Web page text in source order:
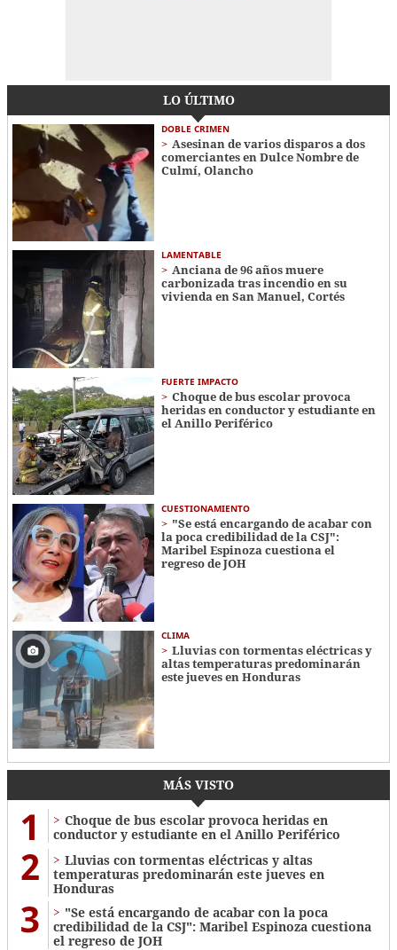
LO ÚLTIMO
DOBLE CRIMEN
Asesinan de varios disparos a dos
comerciantes en Dulce Nombre de
Culmí, Olancho
LAMENTABLE
Anciana de 96 años muere
carbonizada tras incendio en su
vivienda en San Manuel, Cortés
FUERTE IMPACTO
Choque de bus escolar provoca
heridas en conductor y estudiante en
el Anillo Periférico
CUESTIONAMIENTO
"Se está encargando de acabar con
la poca credibilidad de la CSJ":
Maribel Espinoza cuestiona el
regreso de JOH
CLIMA
Lluvias con tormentas eléctricas y
altas temperaturas predominarán
este jueves en Honduras
MÁS VISTO
1
Choque de bus escolar provoca heridas en
conductor y estudiante en el Anillo Periférico
2
Lluvias con tormentas eléctricas y altas
temperaturas predominarán este jueves en
Honduras
3
"Se está encargando de acabar con la poca
credibilidad de la CSJ": Maribel Espinoza cuestiona
el regreso de JOH